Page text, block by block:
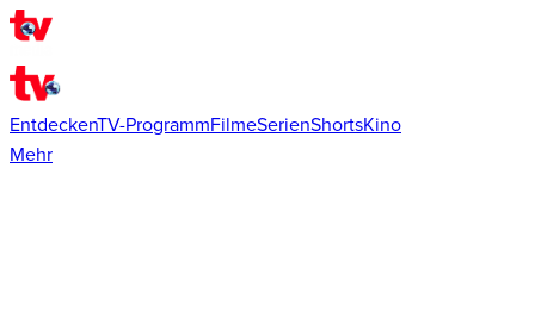
EntdeckenTV-ProgrammFilmeSerienShortsKino
Mehr